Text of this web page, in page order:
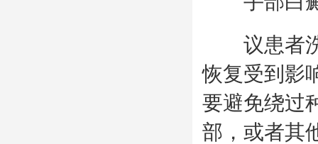
议患者洗
恢复受到影
要避免绕过
部，或者其